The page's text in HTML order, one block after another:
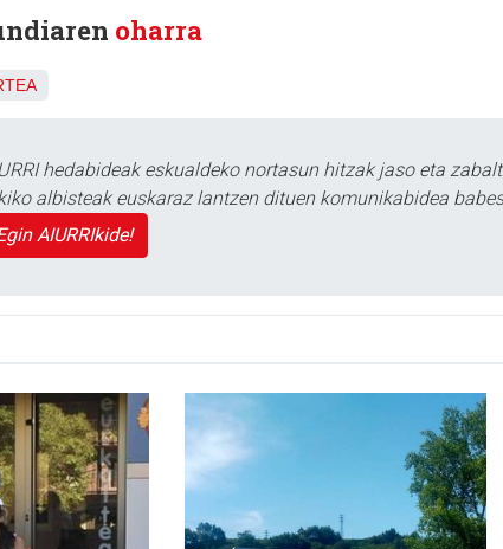
oharra
hedabideak eskualdeko nortasun hitzak jaso eta
albisteak euskaraz lantzen dituen komunikabidea
AIURRIkide!